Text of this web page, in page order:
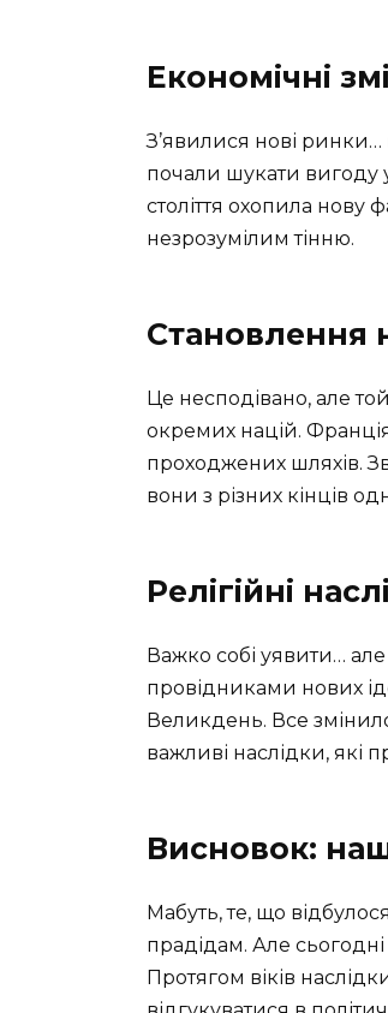
Економічні
З’явилися нові ринки…
почали шукати вигоду
століття охопила нову
незрозумілим тінню.
Становлення
Це несподівано, але
окремих націй.
проходжених шляхів.
вони з різних кінців
Релігійні
Важко собі уявити…
провідниками нових
Великдень. Все
важливі наслідки, які
Висновок:
Мабуть, те, що
прадідам. Але
Протягом віків